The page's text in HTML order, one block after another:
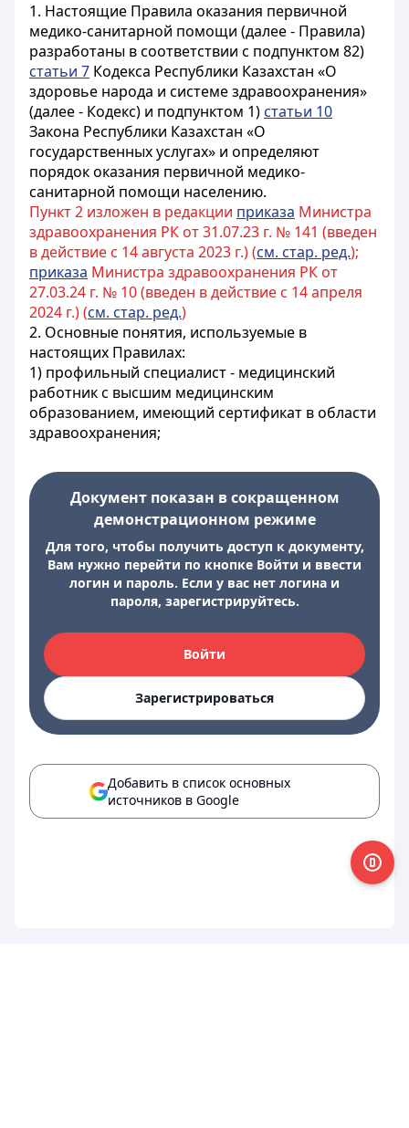
1. Настоящие Правила оказания первичной
медико-санитарной помощи (далее - Правила)
разработаны в соответствии с подпунктом 82)
статьи 7 Кодекса Республики Казахстан «О
здоровье народа и системе здравоохранения»
(далее - Кодекс) и подпунктом 1) статьи 10
Закона Республики Казахстан «О
государственных услугах» и определяют
порядок оказания первичной медико-
санитарной помощи населению.
Пункт 2 изложен в редакции приказа Министра
здравоохранения РК от 31.07.23 г. № 141 (введен
в действие с 14 августа 2023 г.) (см. стар. ред.);
приказа Министра здравоохранения РК от
27.03.24 г. № 10 (введен в действие с 14 апреля
2024 г.) (см. стар. ред.)
2. Основные понятия, используемые в
настоящих Правилах:
1) профильный специалист - медицинский
работник с высшим медицинским
образованием, имеющий сертификат в области
здравоохранения;
Документ показан в сокращенном
демонстрационном режиме
Для того, чтобы получить доступ к документу,
Вам нужно перейти по кнопке Войти и ввести
логин и пароль. Если у вас нет логина и
пароля, зарегистрируйтесь.
Войти
Зарегистрироваться
Добавить в список основных
источников в Google